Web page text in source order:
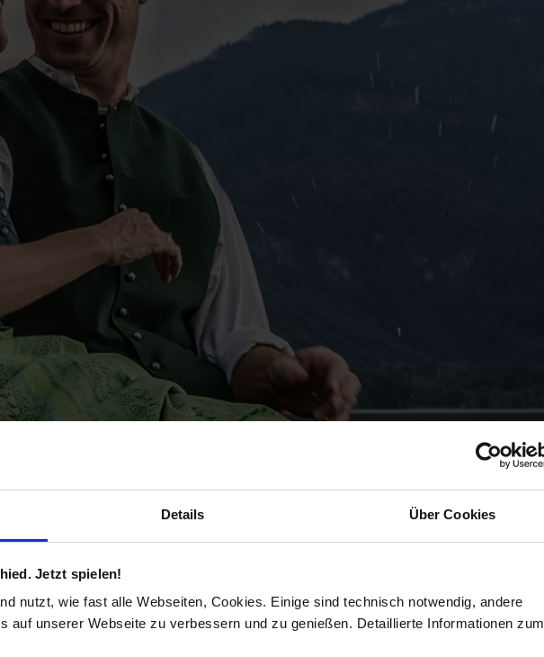
Details Über Cookies
Jetzt spielen!
nutzt, wie fast alle Webseiten, Cookies. Einige sind technisch notwendig, andere
auf unserer Webseite zu verbessern und zu genießen. Detaillierte Informationen zum